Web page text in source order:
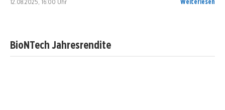
12.08.2025, 16:00 Uhr Weiterlesen
BioNTech Jahresrendite